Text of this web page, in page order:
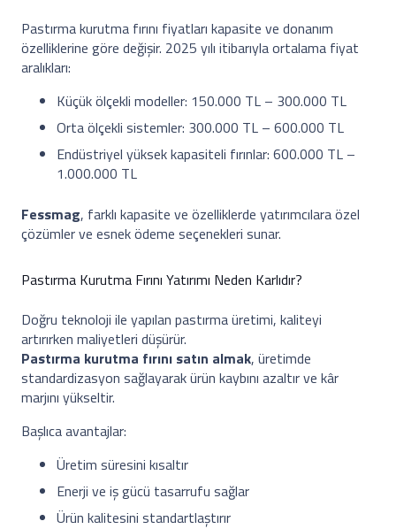
Pastırma kurutma fırını fiyatları kapasite ve donanım
özelliklerine göre değişir. 2025 yılı itibarıyla ortalama fiyat
aralıkları:
Küçük ölçekli modeller: 150.000 TL – 300.000 TL
Orta ölçekli sistemler: 300.000 TL – 600.000 TL
Endüstriyel yüksek kapasiteli fırınlar: 600.000 TL –
1.000.000 TL
Fessmag, farklı kapasite ve özelliklerde yatırımcılara özel
çözümler ve esnek ödeme seçenekleri sunar.
Pastırma Kurutma Fırını Yatırımı Neden Karlıdır?
Doğru teknoloji ile yapılan pastırma üretimi, kaliteyi
artırırken maliyetleri düşürür.
Pastırma kurutma fırını satın almak, üretimde
standardizasyon sağlayarak ürün kaybını azaltır ve kâr
marjını yükseltir.
Başlıca avantajlar:
Üretim süresini kısaltır
Enerji ve iş gücü tasarrufu sağlar
Ürün kalitesini standartlaştırır